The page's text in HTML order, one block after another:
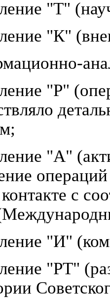
"Т"
"К"
"Р"
"А"
с
"И"
"РТ"